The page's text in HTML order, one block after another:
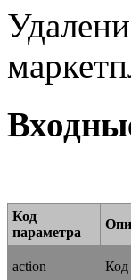
Код
параметра
action Код